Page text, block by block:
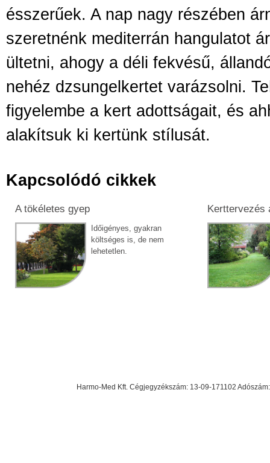
ésszerűek. A nap nagy részében
szeretnénk mediterrán hangulatot
ültetni, ahogy a déli fekvésű,
nehéz dzsungelkertet varázsolni.
figyelembe a kert adottságait, és
alakítsuk ki kertünk stílusát.
Kapcsolódó cikkek
A tökéletes gyep
Időigényes, gyakran
költséges is, de nem
lehetetlen.
Kerttervezés
Harmo-Med Kft. Cégjegyzékszám: 13-09-171102